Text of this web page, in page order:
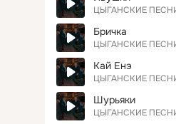
ЦЫГАНСКИЕ
Бричка
ЦЫГАНСКИЕ
Кай Енэ
ЦЫГАНСКИЕ
Шурьяки
ЦЫГАНСКИЕ